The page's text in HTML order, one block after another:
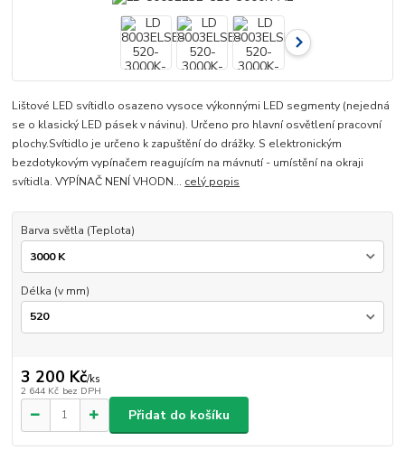
Lištové LED svítidlo osazeno vysoce výkonnými LED segmenty (nejedná
se o klasický LED pásek v návinu). Určeno pro hlavní osvětlení pracovní
plochy.Svítidlo je určeno k zapuštění do drážky. S elektronickým
bezdotykovým vypínačem reagujícím na mávnutí - umístění na okraji
svítidla. VYPÍNAČ NENÍ VHODN... celý popis
Barva světla (Teplota)
Délka (v mm)
3 200 Kč/ks
2 644 Kč bez DPH
Přidat do košíku